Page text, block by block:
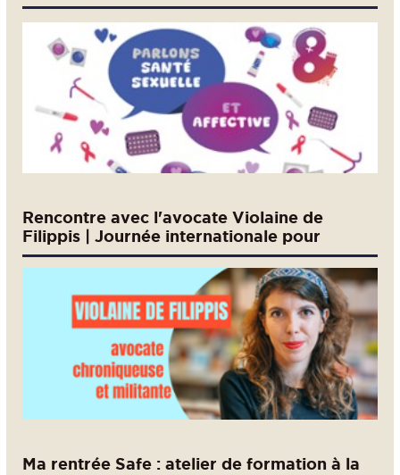
Rencontre avec l'avocate Violaine de
Filippis | Journée internationale pour
l’élimination de la violence à l’égard des
femmes
Ma rentrée Safe : atelier de formation à la